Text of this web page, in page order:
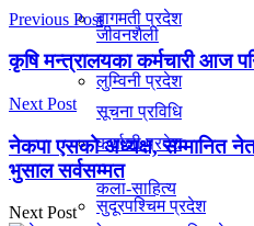
बागमती प्रदेश
लुम्विनी प्रदेश
कर्णाली प्रदेश
सुदूरपश्चिम प्रदेश
जीवनशैली
सूचना प्रविधि
कला-साहित्य
Previous Post
कृषि मन्त्रालयका कर्मचारी आज
Next Post
नेकपा एसको अध्यक्ष, सम्मानित
भुसाल सर्वसम्मत
Next Post